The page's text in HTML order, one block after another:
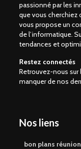
passionné par les
que vous cherchiez
vous propose un
de l’informatique.
tendances et
Restez connectés
Retrouvez-nous sur
manquer de nos
Nos liens
bon plans réunion